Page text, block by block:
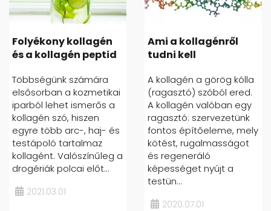
Folyékony kollagén
és a kollagén peptid
Többségünk számára
elsősorban a kozmetikai
iparból lehet ismerős a
kollagén szó, hiszen
egyre több arc-, haj- és
testápoló tartalmaz
kollagént. Valószínűleg a
drogériák polcai előt...
2021.03.01
Ami a kollagénről
tudni kell
A kollagén a görög kólla
(ragasztó) szóból ered.
A kollagén valóban egy
ragasztó: szervezetünk
fontos építőeleme, mely
kötést, rugalmasságot
és regeneráló
képességet nyújt a
testün...
2020.07.01